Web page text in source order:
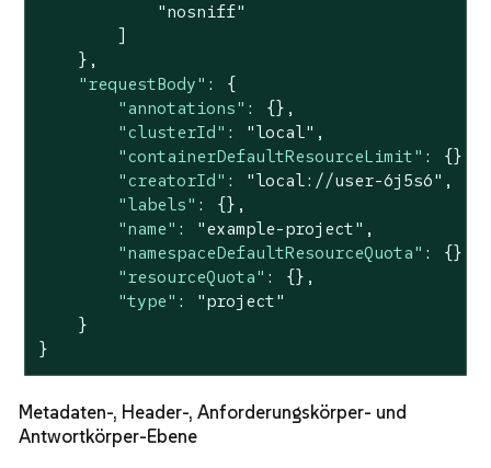
"nosniff"
        ]
    },
"requestBody" : {
"annotations" : {},
"clusterId" : "local" ,
"containerDefaultResourceLimit" : {},
"creatorId" : "local://user-6j5s6" ,
"labels" : {},
"name" : "example-project" ,
"namespaceDefaultResourceQuota" : {},
"resourceQuota" : {},
"type" :
"project"
    }
}
Metadaten-, Header-, Anforderungskörper- und
Antwortkörper-Ebene